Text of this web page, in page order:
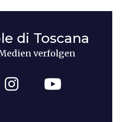
di Toscana
verfolgen